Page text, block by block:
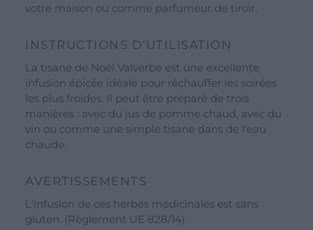
Ligne Erbalis
Blog
À propos de nous
Événements et visites
Ateliers
Le calendrier des événements
votre maison ou comme parfumeur de tiroir.
INSTRUCTIONS D'UTILISATION
La tisane de Noël Valverbe est une excellente
infusion épicée idéale pour réchauffer les soirées
les plus froides. Il peut être préparé de trois
manières : avec du jus de pomme chaud, avec du
vin ou comme une simple tisane dans de l'eau
chaude.
AVERTISSEMENTS
L'infusion de ces herbes médicinales est sans
gluten. (Règlement UE 828/14)